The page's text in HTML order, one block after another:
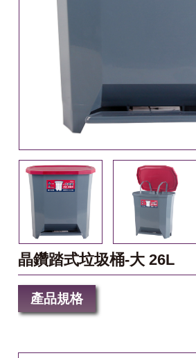
晶鑽踏式垃圾桶-大 26L
產品規格